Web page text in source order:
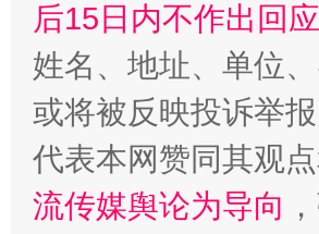
后15日内不作出回
姓名、地址、单位
或将被反映投诉举
代表本网赞同其观
流传媒舆论为导向